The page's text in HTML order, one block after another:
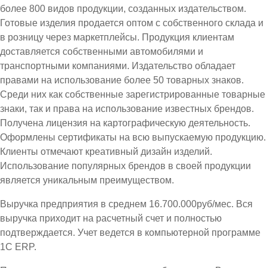
более 800 видов продукции, созданных издательством.
Готовые изделия продается оптом с собственного склада и
в розницу через маркетплейсы. Продукция клиентам
доставляется собственными автомобилями и
транспортными компаниями. Издательство обладает
правами на использование более 50 товарных знаков.
Среди них как собственные зарегистрированные товарные
знаки, так и права на использование известных брендов.
Получена лицензия на картографическую деятельность.
Оформлены сертификаты на всю выпускаемую продукцию.
Клиенты отмечают креативный дизайн изделий.
Использование популярных брендов в своей продукции
является уникальным преимуществом.
Выручка предприятия в среднем 16.700.000руб/мес. Вся
выручка приходит на расчетный счет и полностью
подтверждается. Учет ведется в компьютерной программе
1С ЕRP.